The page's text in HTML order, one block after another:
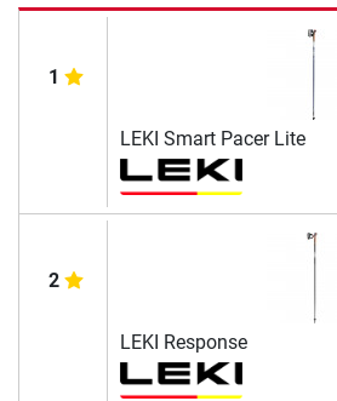
1
LEKI Smart Pacer Lite
2
LEKI Response